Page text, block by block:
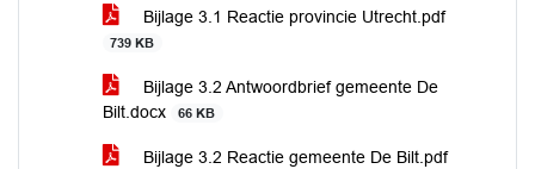
Bijlage 3.1 Reactie provincie Utrecht.pdf
739 KB
Bijlage 3.2 Antwoordbrief gemeente De
Bilt.docx
66 KB
Bijlage 3.2 Reactie gemeente De Bilt.pdf